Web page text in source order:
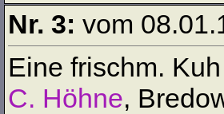
Nr. 3: vom
Eine frischm.
C. Höhne,